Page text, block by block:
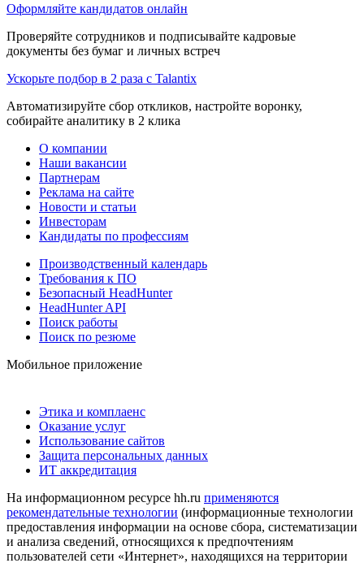
Оформляйте кандидатов онлайн
Проверяйте сотрудников и подписывайте кадровые
документы без бумаг и личных встреч
Ускорьте подбор в 2 раза с Talantix
Автоматизируйте сбор откликов, настройте воронку,
собирайте аналитику в 2 клика
О компании
Наши вакансии
Партнерам
Реклама на сайте
Новости и статьи
Инвесторам
Кандидаты по профессиям
Производственный календарь
Требования к ПО
Безопасный HeadHunter
HeadHunter API
Поиск работы
Поиск по резюме
Мобильное приложение
Этика и комплаенс
Оказание услуг
Использование сайтов
Защита персональных данных
ИТ аккредитация
На информационном ресурсе hh.ru применяются
рекомендательные технологии (информационные технологии
предоставления информации на основе сбора, систематизации
и анализа сведений, относящихся к предпочтениям
пользователей сети «Интернет», находящихся на территории